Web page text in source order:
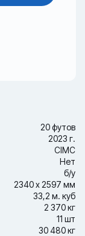
20 футов
2023 г.
CIMC
Нет
б/у
2340 х 2597 мм
33,2 м. куб
2 370 кг
11 шт
30 480 кг